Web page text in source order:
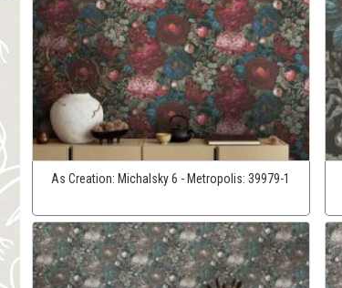
As Creation: Michalsky 6 - Metropolis:39979-1